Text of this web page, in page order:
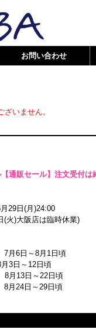
お問い合わせ
いません。
通販セール】注文受付は
29日(月)24:00
(火)大阪店は臨時休業)
日～8月1日頃
3日～12日頃
13日～22日頃
日～29日頃